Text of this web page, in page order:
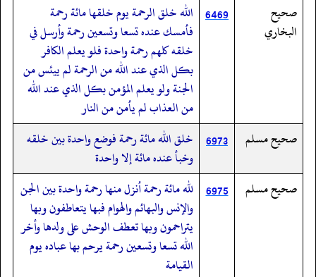
صحيح
البخاري
6469 الله خلق الرحمة يوم خلقها مائة رحمة
فأمسك عنده تسعا وتسعين رحمة وأرسل في
خلقه كلهم رحمة واحدة فلو يعلم الكافر
بكل الذي عند الله من الرحمة لم ييئس من
الجنة ولو يعلم المؤمن بكل الذي عند الله
من العذاب لم يأمن من النار
صحيح مسلم
6973 خلق الله مائة رحمة فوضع واحدة بين خلقه
وخبأ عنده مائة إلا واحدة
صحيح مسلم
6975 لله مائة رحمة أنزل منها رحمة واحدة بين الجن
والإنس والبهائم والهوام فبها يتعاطفون وبها
يتراحمون وبها تعطف الوحش على ولدها وأخر
الله تسعا وتسعين رحمة يرحم بها عباده يوم
القيامة